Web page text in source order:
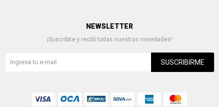
NEWSLETTER
¡Suscribite y recibí todas nuestras novedades!
SUSCRIBIRME